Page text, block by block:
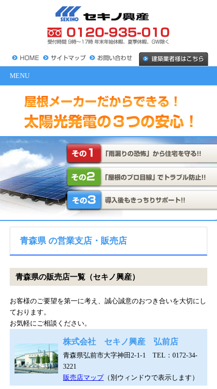
青森県 の営業支店・販売店
青森県の販売店一覧（セキノ興産）
お客様のご要望を第一に考え、誠心誠意のおつき合いを大切にし
ております。
お気軽にご相談ください。
株式会社 セキノ興産 弘前店
青森県弘前市大字神田2-1-1 TEL：0172-34-
3221
販売店マップ（別ウィンドウで表示します）